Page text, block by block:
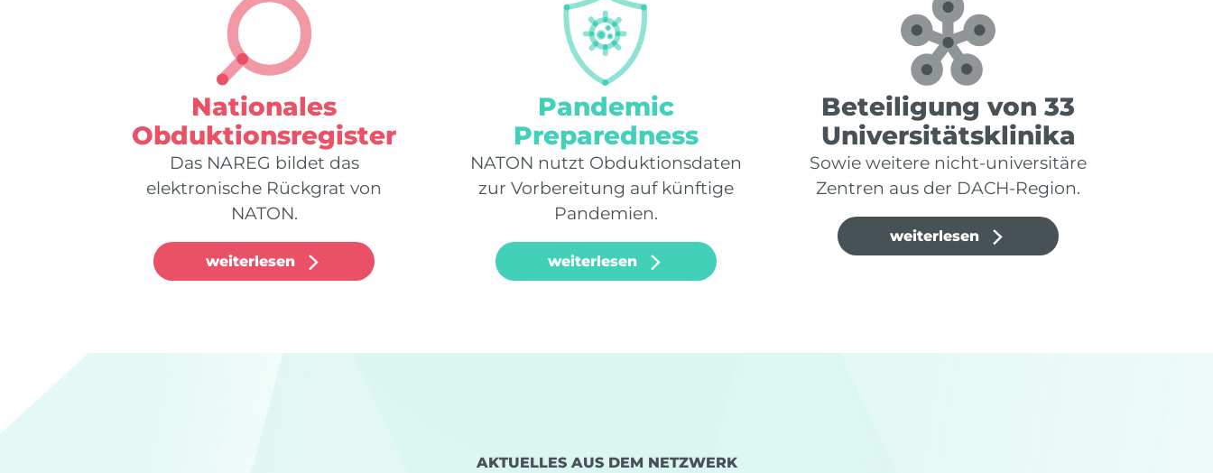
Nationales
Obduktionsregister
Das NAREG bildet das
elektronische Rückgrat von
NATON.
weiterlesen
Pandemic
Preparedness
NATON nutzt Obduktionsdaten
zur Vorbereitung auf künftige
Pandemien.
weiterlesen
Beteiligung von 33
Universitätsklinika
Sowie weitere nicht‑universitäre
Zentren aus der DACH‑Region.
weiterlesen
AKTUELLES AUS DEM NETZWERK